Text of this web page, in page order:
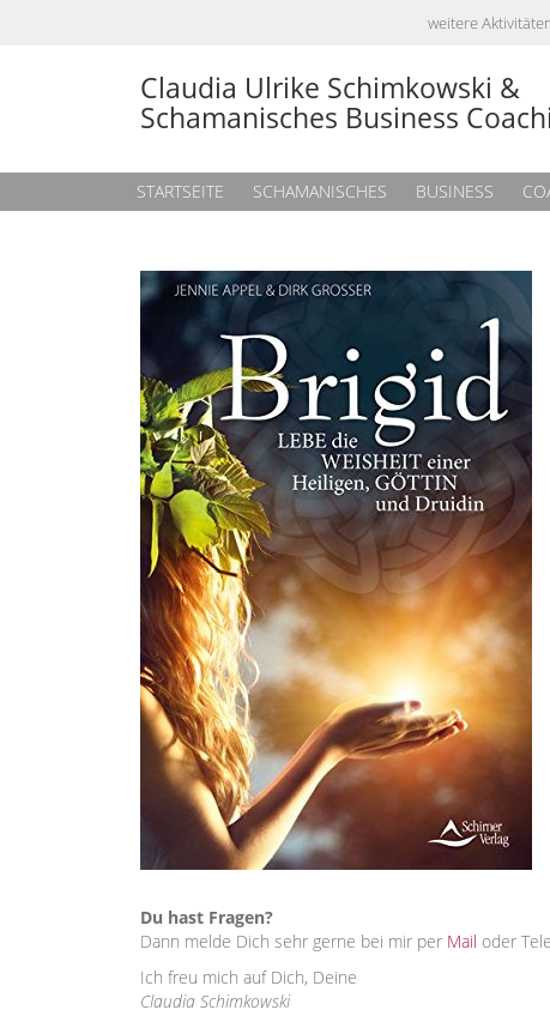
weitere
Claudia Ulrike Schimkowski &
Schamanisches Business
STARTSEITE SCHAMANISCHES BUSINESS
Du hast Fragen?
Dann melde Dich sehr gerne bei mir per Mail oder
Ich freu mich auf Dich, Deine
Claudia Schimkowski